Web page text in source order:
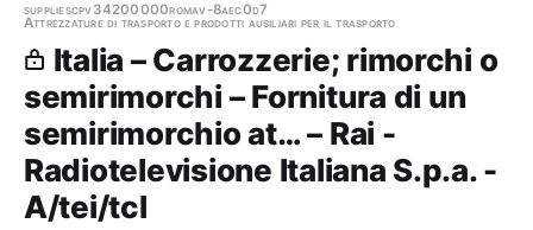
suppliescpv34200000romav-8aec0d7
Attrezzature di trasporto e prodotti ausiliari per il trasporto
Italia – Carrozzerie; rimorchi o
semirimorchi – Fornitura di un
semirimorchio at… – Rai -
Radiotelevisione Italiana S.p.a. -
A/tei/tcl